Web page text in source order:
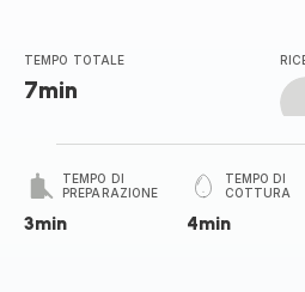
TEMPO TOTALE
7min
TEMPO DI
PREPARAZIONE
3min
TEMPO DI
COTTURA
4min